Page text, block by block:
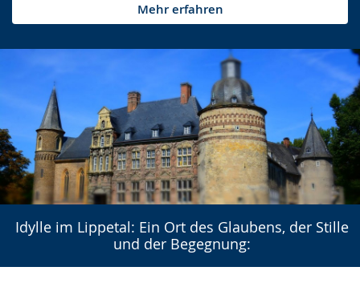
Mehr erfahren
Idylle im Lippetal: Ein Ort des Glaubens, der Stille
und der Begegnung: